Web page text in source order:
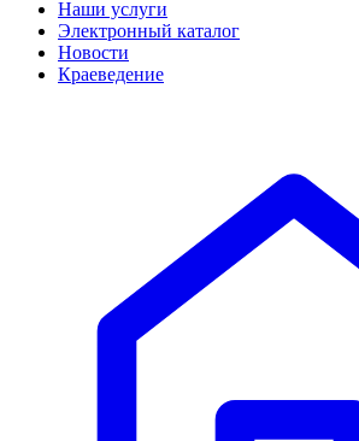
Наши услуги
Электронный каталог
Новости
Краеведение